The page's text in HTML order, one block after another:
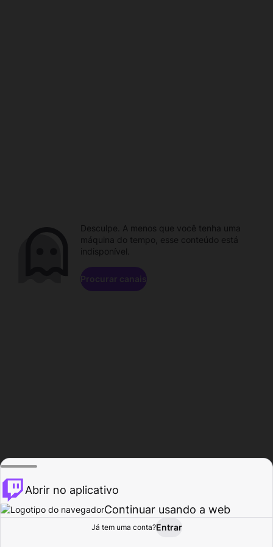
Procurar Atividade
Desculpe. A menos que você tenha uma
máquina do tempo, esse conteúdo está
indisponível.
Procurar canais
Abrir no aplicativo
Continuar usando a web
Já tem uma conta?Entrar